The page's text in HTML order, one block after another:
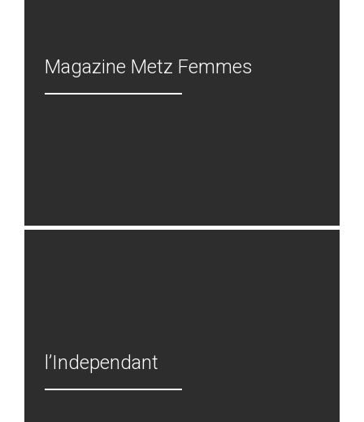
Magazine Metz Femmes
l’Independant